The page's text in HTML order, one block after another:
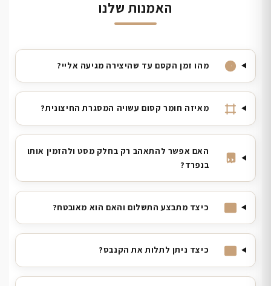
האמנות שלנו
מהו זמן הקסם עד שהיצירה מגיעה אליי?
מאיזה חומר קסום עשויה המסגרת החיצונית?
האם אפשר להתאהב רק בחלק מסט ולהזמין אותו
בנפרד?
כיצד מתבצע התשלום והאם הוא מאובטח?
כיצד ניתן לתלות את הקנבס?